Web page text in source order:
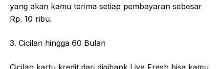
yang akan kamu terima setiap pembayaran sebesar
Rp. 10 ribu.
3. Cicilan hingga 60 Bulan
Cicilan kartu kredit dari digibank Live Fresh bisa kamu